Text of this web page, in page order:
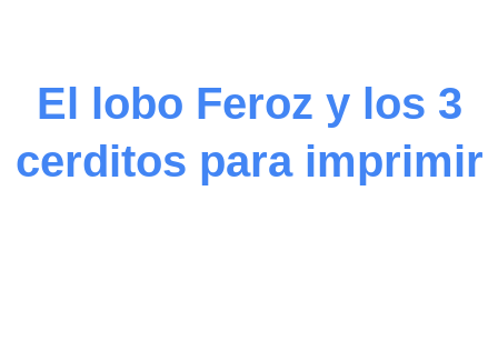
El lobo Feroz y los 3
cerditos para imprimir